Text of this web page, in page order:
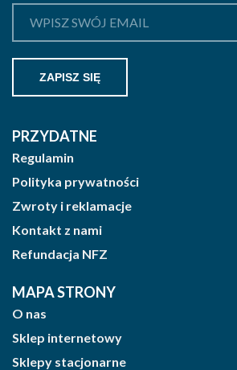
PRZYDATNE
Regulamin
Polityka prywatności
Zwroty i reklamacje
Kontakt z nami
Refundacja NFZ
MAPA STRONY
O nas
Sklep internetowy
Sklepy stacjonarne